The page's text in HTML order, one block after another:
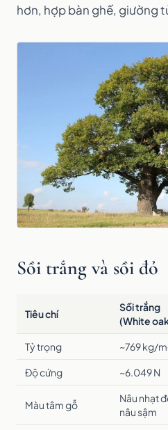
hơn, hợp bàn ghế, giường
Sồi trắng và sồi đỏ
Tiêu chí
Sồi trắng
(White
Tỷ trọng ~769 kg/
Độ cứng ~6.049 N
Màu tâm gỗ
Nâu nhạt
nâu sậm